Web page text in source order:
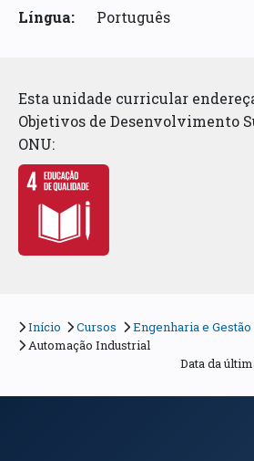
Língua: Português
Esta unidade curricular
Objetivos de Desenvolvimento
ONU:
Início Cursos
Engenharia e
Automação Industrial
Data da